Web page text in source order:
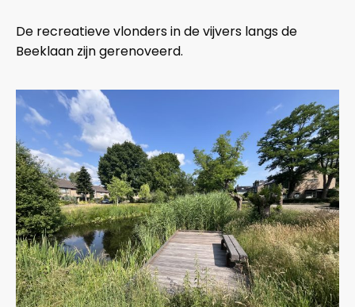
De recreatieve vlonders in de vijvers langs de
Beeklaan zijn gerenoveerd.